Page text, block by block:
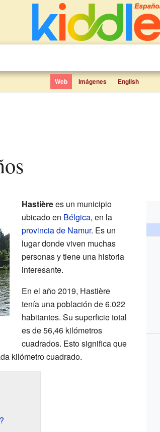
Web Imágenes English
Hastièrees un municipio
ubicado en Bélgica, en la
provincia de Namur. Es un
lugar donde viven muchas
personas y tiene una historia
interesante.
En el año 2019, Hastière
tenía una población de 6.022
habitantes. Su superficie total
es de 56,46 kilómetros
cuadrados. Esto significa que
kilómetro cuadrado.